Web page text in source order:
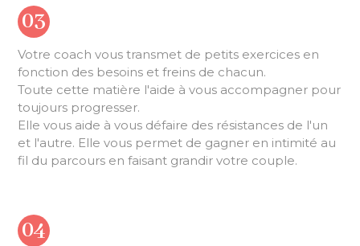
03
Votre coach vous transmet de petits exercices en
fonction des besoins et freins de chacun.
Toute cette matière l'aide à vous accompagner pour
toujours progresser.
Elle vous aide à vous défaire des résistances de l'un
et l'autre. Elle vous permet de gagner en intimité au
fil du parcours en faisant grandir votre couple.
04